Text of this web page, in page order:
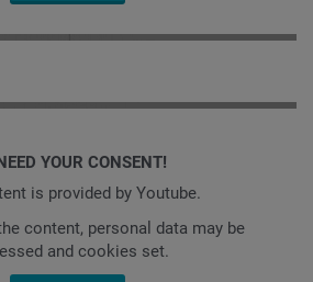
YOUR CONSENT!
is provided by Youtube.
content, personal data may be
and cookies set.